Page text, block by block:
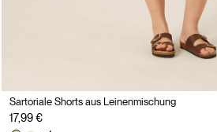
Sartoriale Shorts aus Leinenmischung
17,99 €